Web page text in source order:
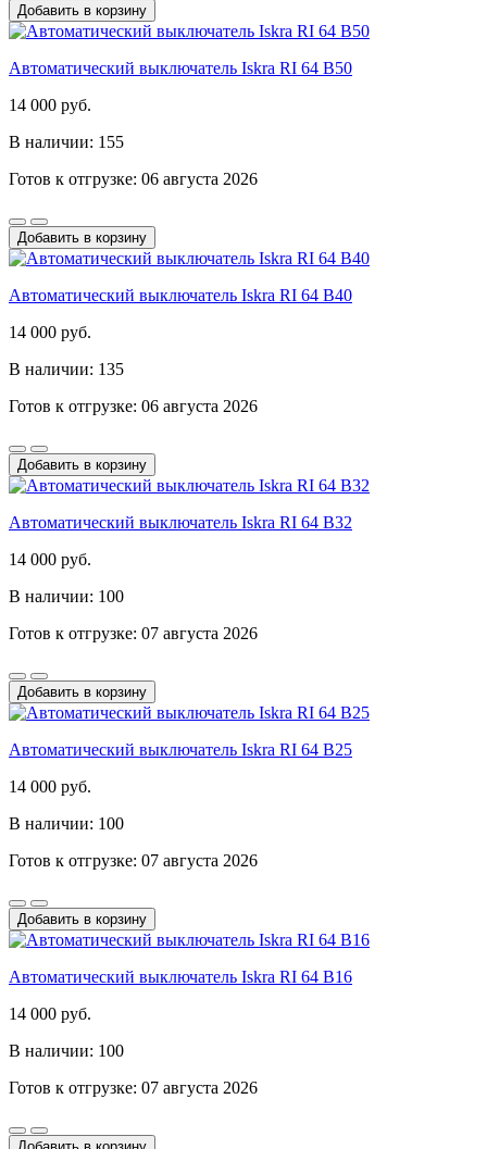
Добавить в корзину
Автоматический выключатель Iskra RI 64 B50
14 000 руб.
В наличии: 155
Готов к отгрузке: 06 августа 2026
Добавить в корзину
Автоматический выключатель Iskra RI 64 B40
14 000 руб.
В наличии: 135
Готов к отгрузке: 06 августа 2026
Добавить в корзину
Автоматический выключатель Iskra RI 64 B32
14 000 руб.
В наличии: 100
Готов к отгрузке: 07 августа 2026
Добавить в корзину
Автоматический выключатель Iskra RI 64 B25
14 000 руб.
В наличии: 100
Готов к отгрузке: 07 августа 2026
Добавить в корзину
Автоматический выключатель Iskra RI 64 B16
14 000 руб.
В наличии: 100
Готов к отгрузке: 07 августа 2026